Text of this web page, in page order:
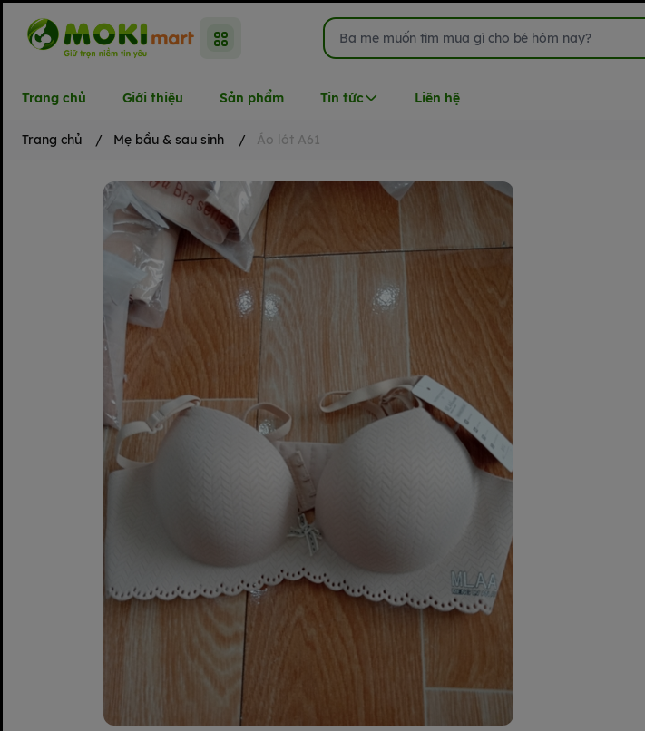
Trang chủ Giới thiệu Sản phẩm Tin tức Liên hệ
Trang chủ / Mẹ bầu & sau sinh / Áo lót A61